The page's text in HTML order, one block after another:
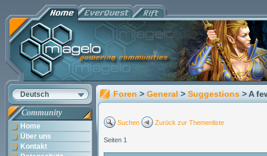
Deutsch
Community
Home
Über uns
Kontakt
Foren > General > Suggestions > A
Suchen Zurück zur Themenliste
Seiten 1